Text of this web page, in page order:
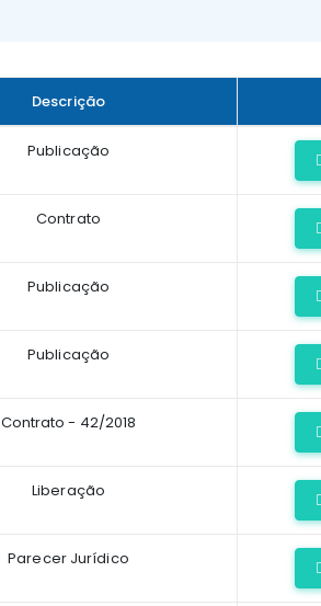
Descrição
Publicação
Contrato
Publicação
Publicação
Contrato - 42/2018
Liberação
Parecer Jurídico